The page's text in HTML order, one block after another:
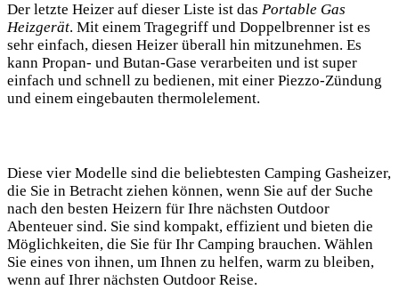
Der letzte Heizer auf dieser Liste ist das Portable Gas
Heizgerät. Mit einem Tragegriff und Doppelbrenner ist es
sehr einfach, diesen Heizer überall hin mitzunehmen. Es
kann Propan- und Butan-Gase verarbeiten und ist super
einfach und schnell zu bedienen, mit einer Piezzo-Zündung
und einem eingebauten thermolelement.
Diese vier Modelle sind die beliebtesten Camping Gasheizer,
die Sie in Betracht ziehen können, wenn Sie auf der Suche
nach den besten Heizern für Ihre nächsten Outdoor
Abenteuer sind. Sie sind kompakt, effizient und bieten die
Möglichkeiten, die Sie für Ihr Camping brauchen. Wählen
Sie eines von ihnen, um Ihnen zu helfen, warm zu bleiben,
wenn auf Ihrer nächsten Outdoor Reise.